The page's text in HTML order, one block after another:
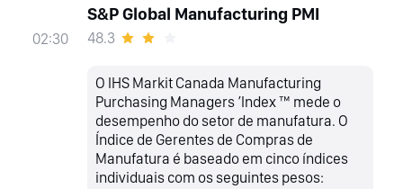
02:30
S&P Global Manufacturing PMI
48.3
O IHS Markit Canada Manufacturing
Purchasing Managers ’Index ™ mede o
desempenho do setor de manufatura. O
Índice de Gerentes de Compras de
Manufatura é baseado em cinco índices
individuais com os seguintes pesos: